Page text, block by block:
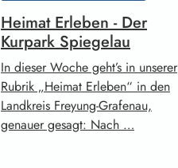
Heimat Erleben - Der
Kurpark Spiegelau
In dieser Woche geht’s in unserer
Rubrik „Heimat Erleben“ in den
Landkreis Freyung-Grafenau,
genauer gesagt: Nach …